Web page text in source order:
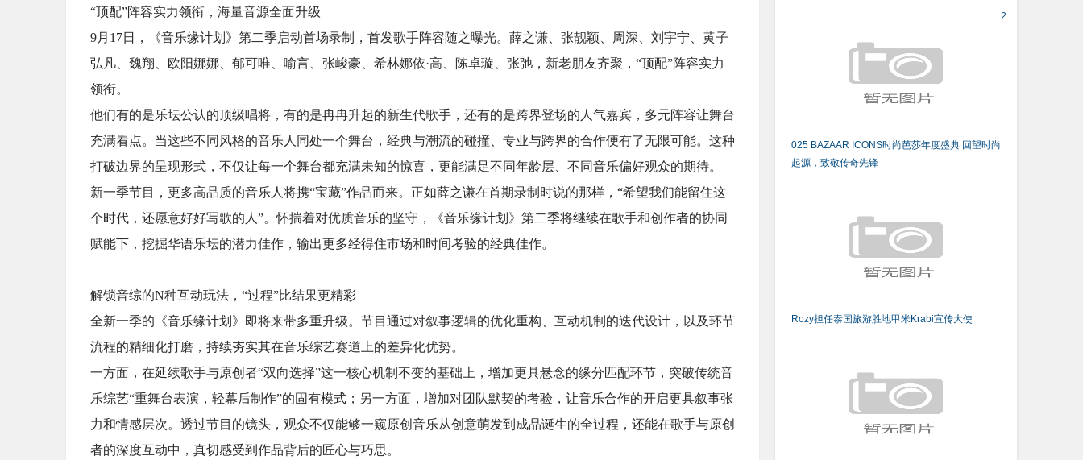
“顶配”阵容实力领衔，海量音源全面升级
9月17日，《音乐缘计划》第二季启动首场录制，首发歌手阵容随之曝光。薛之谦、张靓颖、周深、刘宇宁、黄子
弘凡、魏翔、欧阳娜娜、郁可唯、喻言、张峻豪、希林娜依·高、陈卓璇、张弛，新老朋友齐聚，“顶配”阵容实力
领衔。
他们有的是乐坛公认的顶级唱将，有的是冉冉升起的新生代歌手，还有的是跨界登场的人气嘉宾，多元阵容让舞台
充满看点。当这些不同风格的音乐人同处一个舞台，经典与潮流的碰撞、专业与跨界的合作便有了无限可能。这种
打破边界的呈现形式，不仅让每一个舞台都充满未知的惊喜，更能满足不同年龄层、不同音乐偏好观众的期待。
新一季节目，更多高品质的音乐人将携“宝藏”作品而来。正如薛之谦在首期录制时说的那样，“希望我们能留住这
个时代，还愿意好好写歌的人”。怀揣着对优质音乐的坚守，《音乐缘计划》第二季将继续在歌手和创作者的协同
赋能下，挖掘华语乐坛的潜力佳作，输出更多经得住市场和时间考验的经典佳作。
解锁音综的N种互动玩法，“过程”比结果更精彩
全新一季的《音乐缘计划》即将来带多重升级。节目通过对叙事逻辑的优化重构、互动机制的迭代设计，以及环节
流程的精细化打磨，持续夯实其在音乐综艺赛道上的差异化优势。
一方面，在延续歌手与原创者“双向选择”这一核心机制不变的基础上，增加更具悬念的缘分匹配环节，突破传统音
乐综艺“重舞台表演，轻幕后制作”的固有模式；另一方面，增加对团队默契的考验，让音乐合作的开启更具叙事张
力和情感层次。透过节目的镜头，观众不仅能够一窥原创音乐从创意萌发到成品诞生的全过程，还能在歌手与原创
者的深度互动中，真切感受到作品背后的匠心与巧思。
2
025 BAZAAR ICONS时尚芭莎年度盛典 回望时尚
起源，致敬传奇先锋
Rozy担任泰国旅游胜地甲米Krabi宣传大使